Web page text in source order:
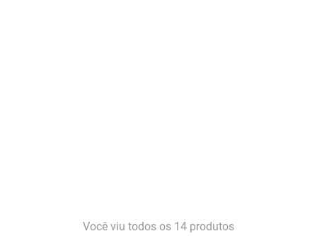
Você viu todos os 14 produtos